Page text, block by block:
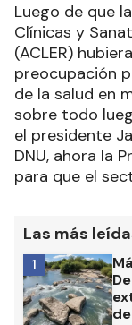
Luego de que
Clínicas y
(ACLER)
preocupación
de la salud en
sobre todo
el presidente
DNU, ahora la
para que el
Las más
1